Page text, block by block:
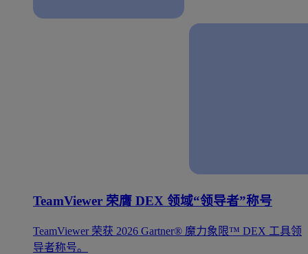
TeamViewer 荣膺 DEX 领域“领导者”称号
TeamViewer 荣获 2026 Gartner® 魔力象限™ DEX 工具领
导者称号。